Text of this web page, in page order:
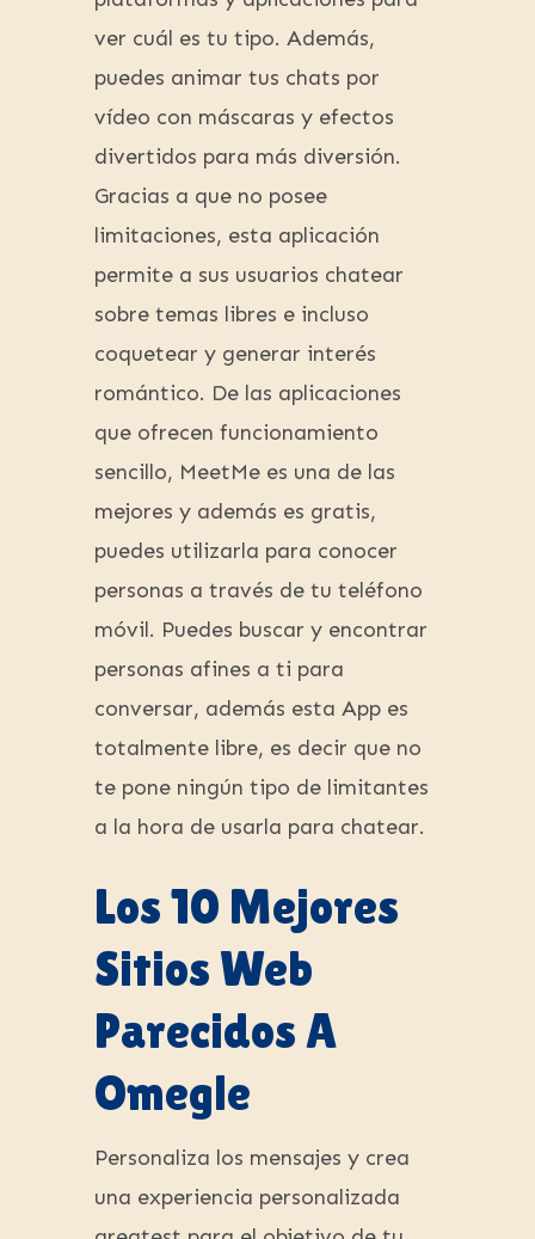
ver cuál es tu tipo. Además,
puedes animar tus chats por
vídeo con máscaras y efectos
divertidos para más diversión.
Gracias a que no posee
limitaciones, esta aplicación
permite a sus usuarios chatear
sobre temas libres e incluso
coquetear y generar interés
romántico. De las aplicaciones
que ofrecen funcionamiento
sencillo, MeetMe es una de las
mejores y además es gratis,
puedes utilizarla para conocer
personas a través de tu teléfono
móvil. Puedes buscar y encontrar
personas afines a ti para
conversar, además esta App es
totalmente libre, es decir que no
te pone ningún tipo de limitantes
a la hora de usarla para chatear.
Los 10 Mejores
Sitios Web
Parecidos A
Omegle
Personaliza los mensajes y crea
una experiencia personalizada